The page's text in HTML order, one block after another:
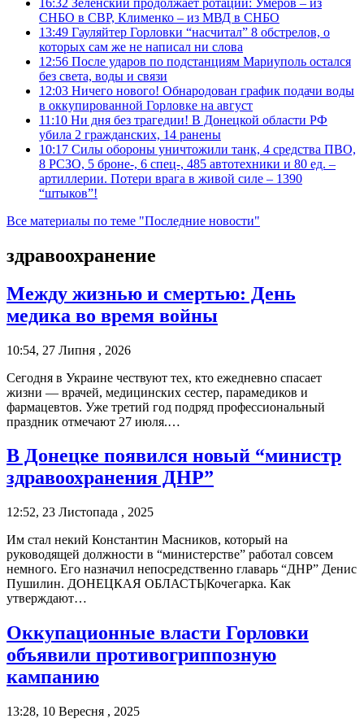
СНБО в СВР, Клименко – из МВД в СНБО
13:49 Гауляйтер Горловки “насчитал” 8 обстрелов, о
которых сам же не написал ни слова
12:56 После ударов по подстанциям Мариуполь остался
без света, воды и связи
12:03 Ничего нового! Обнародован график подачи воды
в оккупированной Горловке на август
11:10 Ни дня без трагедии! В Донецкой области РФ
убила 2 гражданских, 14 ранены
10:17 Силы обороны уничтожили танк, 4 средства ПВО,
8 РСЗО, 5 броне-, 6 спец-, 485 автотехники и 80 ед. –
артиллерии. Потери врага в живой силе – 1390
“штыков”!
Все материалы по теме "Последние новости"
здравоохранение
Между жизнью и смертью: День
медика во время войны
10:54, 27 Липня , 2026
Сегодня в Украине чествуют тех, кто ежедневно спасает
жизни — врачей, медицинских сестер, парамедиков и
фармацевтов. Уже третий год подряд профессиональный
праздник отмечают 27 июля.…
В Донецке появился новый “министр
здравоохранения ДНР”
12:52, 23 Листопада , 2025
Им стал некий Константин Масников, который на
руководящей должности в “министерстве” работал совсем
немного. Его назначил непосредственно главарь “ДНР” Денис
Пушилин. ДОНЕЦКАЯ ОБЛАСТЬ|Кочегарка. Как
утверждают…
Оккупационные власти Горловки
объявили противогриппозную
кампанию
13:28, 10 Вересня , 2025